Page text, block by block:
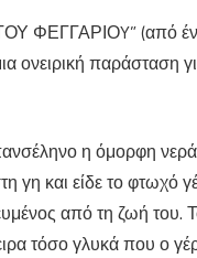
ΦΕΓΓΑΡΙΟY” (από
ονειρική παράσταση
η όμορφη
γη και είδε το φτωχό
από τη ζωή του.
τόσο γλυκά που ο